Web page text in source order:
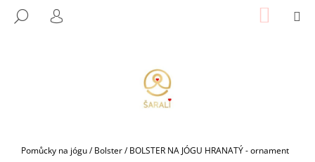
HLEDAT
PŘIHLÁŠENÍ KOŠÍK
Domů
Pomůcky na jógu/ Bolster/ BOLSTER NA JÓGU HRANATÝ - ornament
T